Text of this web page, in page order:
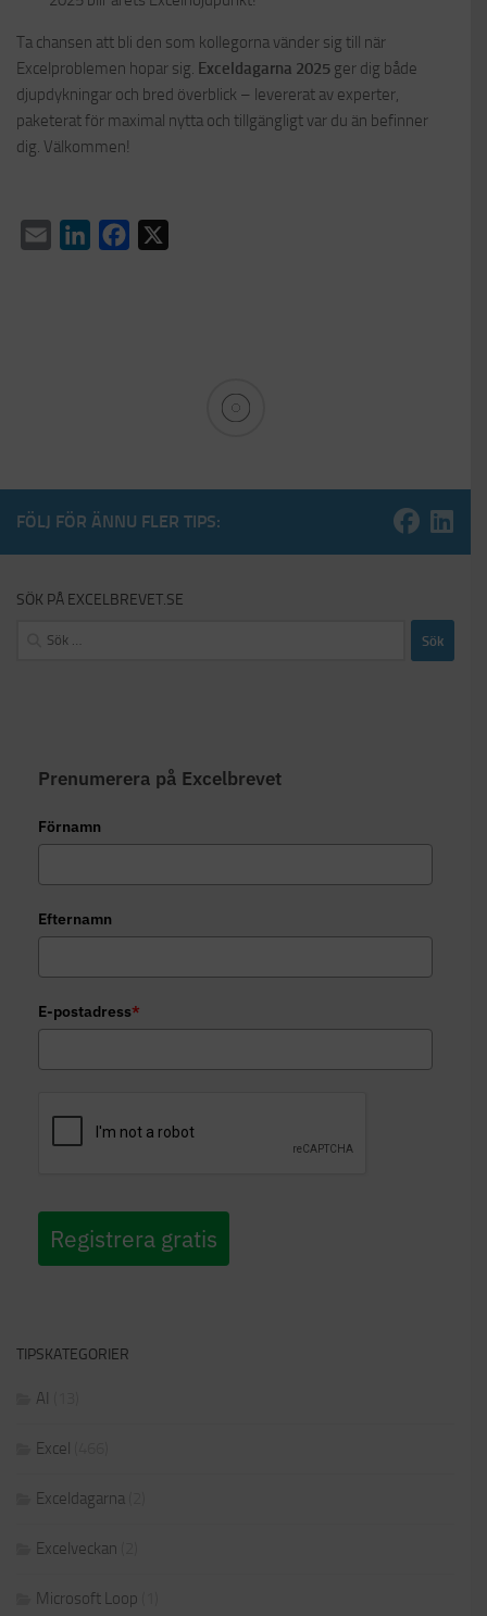
Ta chansen att bli den som kollegorna vänder sig till när
Excelproblemen hopar sig. Exceldagarna 2025 ger dig både
djupdykningar och bred överblick – levererat av experter,
paketerat för maximal nytta och tillgängligt var du än befinner
dig. Välkommen!
Email LinkedInFacebook
FÖLJ FÖR ÄNNU FLER TIPS:
SÖK PÅ EXCELBREVET.SE
Prenumerera på Excelbrevet
Förnamn
Efternamn
E-postadress*
Registrera gratis
TIPSKATEGORIER
AI
Excel
Exceldagarna
Excelveckan
Microsoft Loop